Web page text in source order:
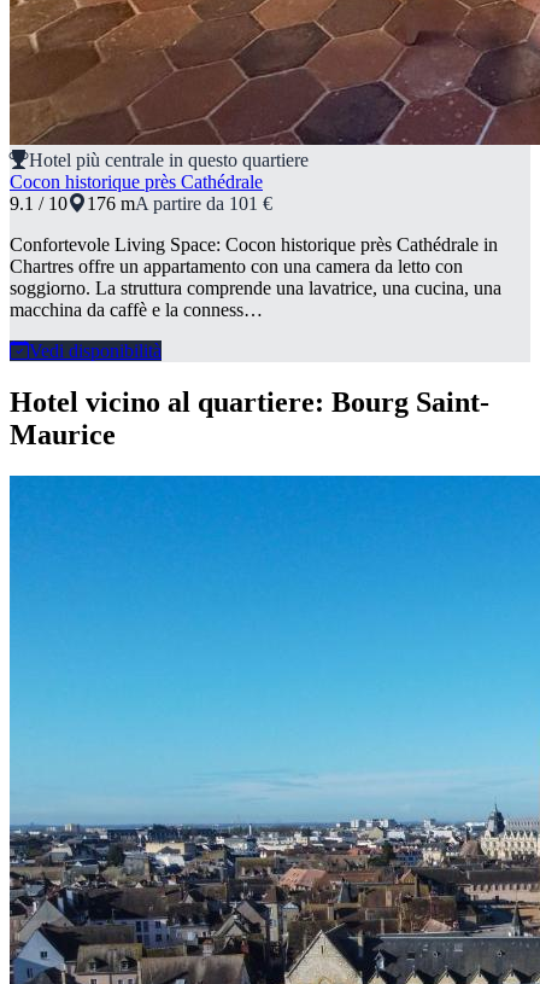
Hotel più centrale in questo quartiere
Cocon historique près Cathédrale
9.1 / 10
176 mA partire da 101 €
Confortevole Living Space: Cocon historique près Cathédrale in
Chartres offre un appartamento con una camera da letto con
soggiorno. La struttura comprende una lavatrice, una cucina, una
macchina da caffè e la conness…
Vedi disponibilità
Hotel vicino al quartiere: Bourg Saint-
Maurice